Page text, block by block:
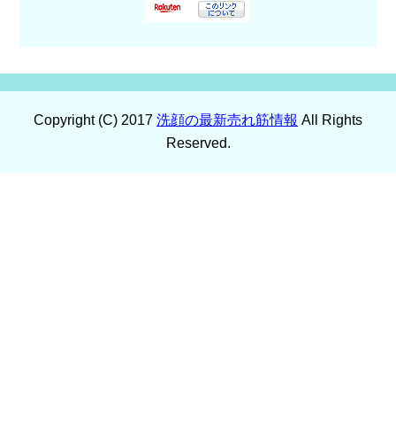
Copyright (C) 2017 洗顔の最新売れ筋情報 All Rights
Reserved.